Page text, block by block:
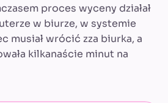
proces wyceny działał
w biurze, w systemie
musiał wrócić zza biurka, a
kilkanaście minut na